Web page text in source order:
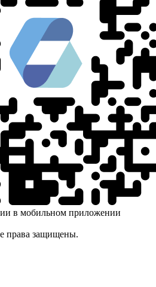
в мобильном приложении
права защищены.